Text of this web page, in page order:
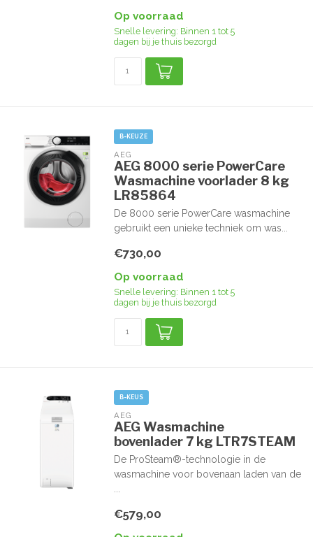
Op voorraad
Snelle levering: Binnen 1 tot 5
dagen bij je thuis bezorgd
B-KEUZE
AEG
AEG 8000 serie PowerCare
Wasmachine voorlader 8 kg
LR85864
De 8000 serie PowerCare wasmachine
gebruikt een unieke techniek om was...
€730,00
Op voorraad
Snelle levering: Binnen 1 tot 5
dagen bij je thuis bezorgd
B-KEUS
AEG
AEG Wasmachine
bovenlader 7 kg LTR7STEAM
De ProSteam®-technologie in de
wasmachine voor bovenaan laden van de
€579,00